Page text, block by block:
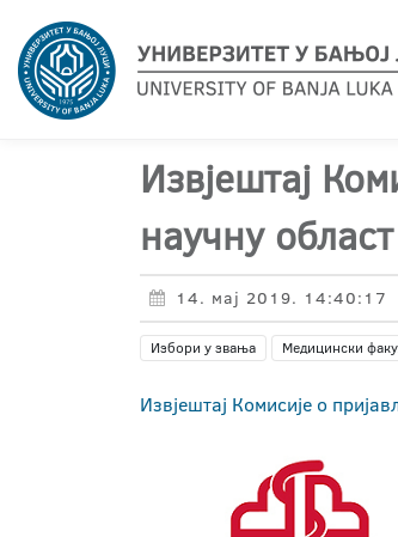
Извјештај
научну
14. мај 2019. 14:40:17
Избори у звања Медицински
Извјештај Комисије о